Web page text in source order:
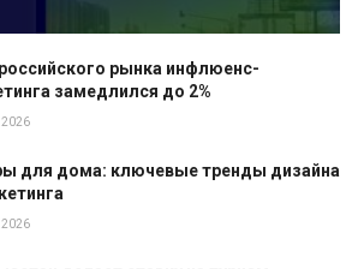
рынка инфлюенс-
замедлился до 2%
для дома: ключевые тренды дизайна